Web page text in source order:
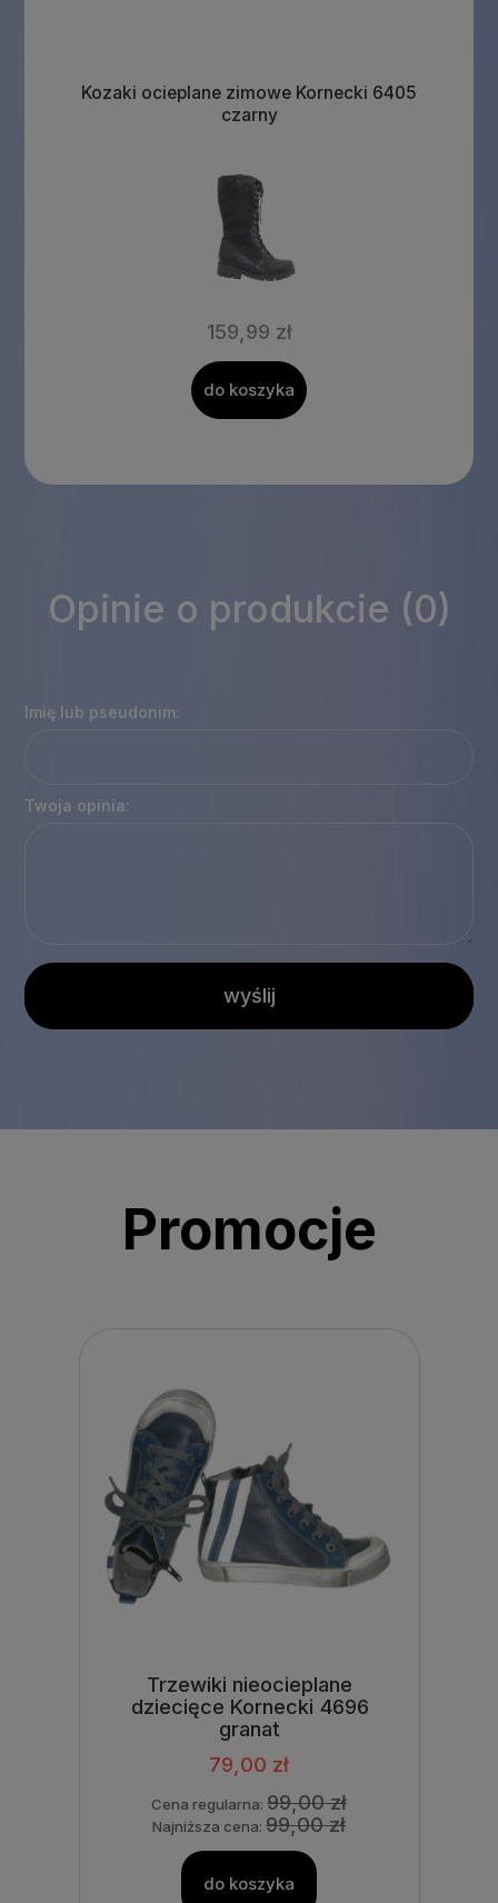
Kozaki ocieplane zimowe Kornecki 6405
czarny
159,99 zł
do koszyka
Opinie o produkcie (0)
Imię lub pseudonim:
Twoja opinia:
wyślij
Promocje
Trzewiki nieocieplane
dziecięce Kornecki 4696
granat
79,00 zł
Cena regularna:99,00 zł
Najniższa cena:99,00 zł
do koszyka